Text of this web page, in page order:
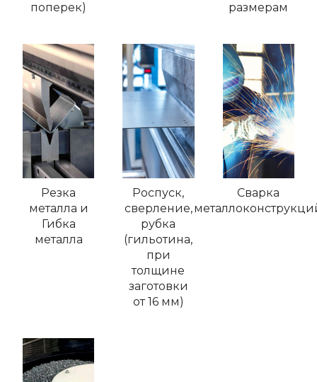
поперек)
размерам
Резка
металла и
Гибка
металла
Роспуск,
сверление,
рубка
(гильотина,
при
толщине
заготовки
от 16 мм)
Сварка